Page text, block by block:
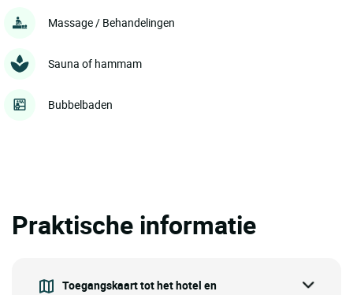
Massage / Behandelingen
Sauna of hammam
Bubbelbaden
Praktische informatie
Toegangskaart tot het hotel en